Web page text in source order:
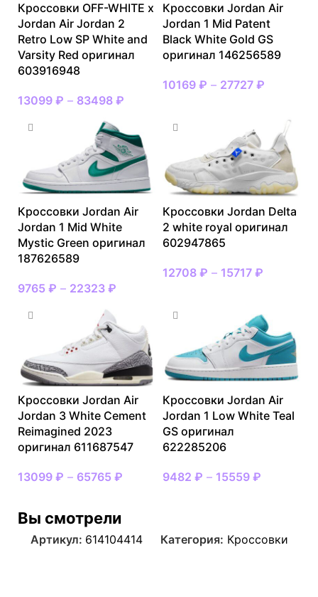
Кроссовки OFF-WHITE x
Jordan Air Jordan 2
Retro Low SP White and
Varsity Red оригинал
603916948
13099 ₽ – 83498 ₽
Кроссовки Jordan Air
Jordan 1 Mid Patent
Black White Gold GS
оригинал 146256589
10169 ₽ – 27727 ₽
Кроссовки Jordan Air
Jordan 1 Mid White
Mystic Green оригинал
187626589
9765 ₽ – 22323 ₽
Кроссовки Jordan Delta
2 white royal оригинал
602947865
12708 ₽ – 15717 ₽
Кроссовки Jordan Air
Jordan 3 White Cement
Reimagined 2023
оригинал 611687547
13099 ₽ – 65765 ₽
Кроссовки Jordan Air
Jordan 1 Low White Teal
GS оригинал
622285206
9482 ₽ – 15559 ₽
Вы смотрели
Артикул: 614104414 Категория: Кроссовки